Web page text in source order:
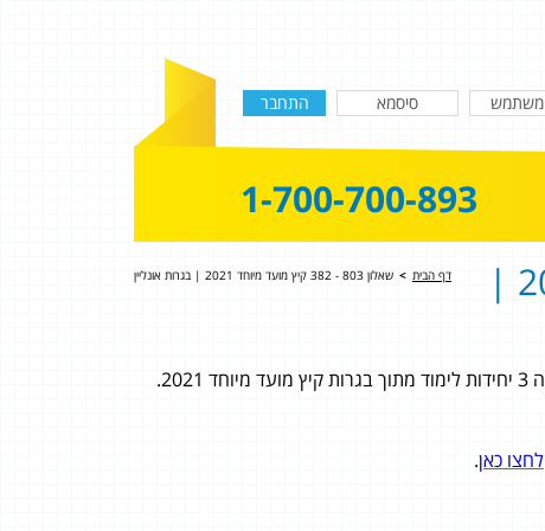
1-700-700-893
דף הבית > שאלון 803 - 382 קיץ מועד מיוחד 2021 | בגרות אונליין
שאלון 803 - 382 קיץ מועד מיוחד 2021 |
לחצו כאן.